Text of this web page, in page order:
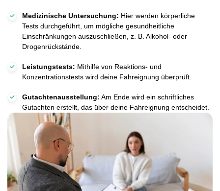
Medizinische Untersuchung: Hier werden körperliche
Tests durchgeführt, um mögliche gesundheitliche
Einschränkungen auszuschließen, z. B. Alkohol- oder
Drogenrückstände.
Leistungstests: Mithilfe von Reaktions- und
Konzentrationstests wird deine Fahreignung überprüft.
Gutachtenausstellung: Am Ende wird ein schriftliches
Gutachten erstellt, das über deine Fahreignung entscheidet.